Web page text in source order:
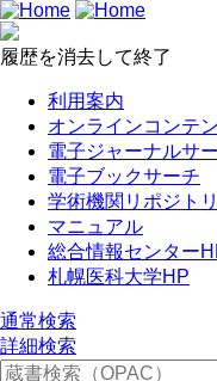
履歴を消去して終了
利用案内
オンラインコンテ
電子ジャーナルサ
電子ブックサーチ
学術機関リポジト
マニュアル
総合情報センター
札幌医科大学HP
通常検索
詳細検索